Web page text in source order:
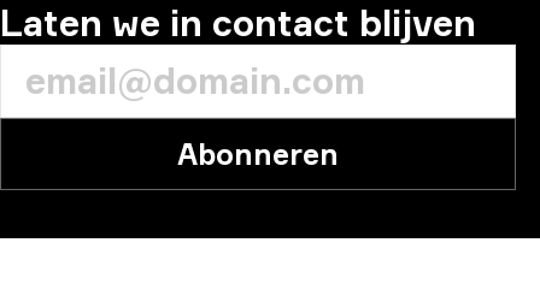
Laten we in contact blijven
Abonneren